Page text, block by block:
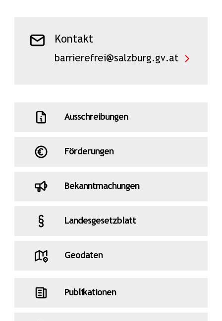
Kontakt
barrierefrei@salzburg.gv.at
Ausschreibungen
Förderungen
Bekanntmachungen
Landesgesetzblatt
Geodaten
Publikationen